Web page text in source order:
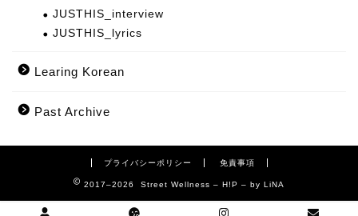
JUSTHIS_interview
JUSTHIS_lyrics
Learing Korean
Past Archive
プライバシーポリシー 免責事項
2017–2026 Street Wellness – H!P – by LiNA